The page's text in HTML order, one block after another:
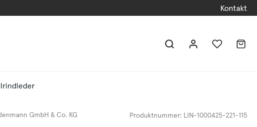
Kontakt
GmbH & Co. KG Produktnummer: LIN-1000425-221-115